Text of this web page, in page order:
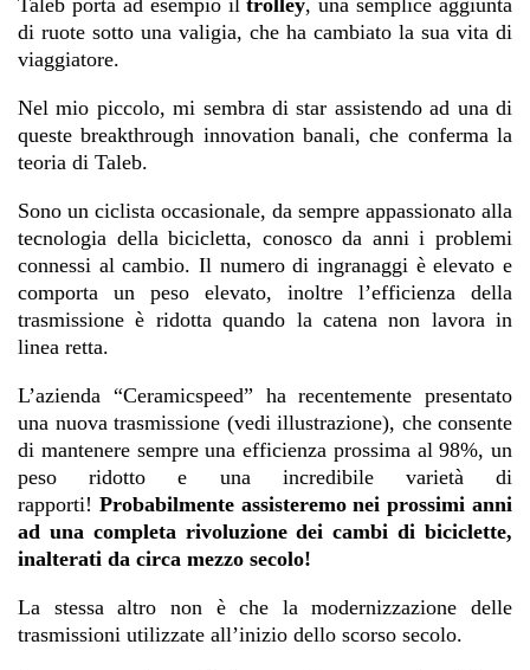
di ruote sotto una valigia, che ha cambiato la sua vita di
viaggiatore.
Nel mio piccolo, mi sembra di star assistendo ad una di
queste breakthrough innovation banali, che conferma la
teoria di Taleb.
Sono un ciclista occasionale, da sempre appassionato alla
tecnologia della bicicletta, conosco da anni i problemi
connessi al cambio. Il numero di ingranaggi è elevato e
comporta un peso elevato, inoltre l’efficienza della
trasmissione è ridotta quando la catena non lavora in
linea retta.
L’azienda “Ceramicspeed” ha recentemente presentato
una nuova trasmissione (vedi illustrazione), che consente
di mantenere sempre una efficienza prossima al 98%, un
peso ridotto e una incredibile varietà di
rapporti! Probabilmente assisteremo nei prossimi anni
ad una completa rivoluzione dei cambi di biciclette,
inalterati da circa mezzo secolo!
La stessa altro non è che la modernizzazione delle
trasmissioni utilizzate all’inizio dello scorso secolo.